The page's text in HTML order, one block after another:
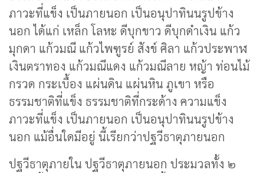
ภาวะที่แข็ง เป็นภายนอก เป็นอนุปาทินนรูปข้าง
นอก ได้แก่ เหล็ก โลหะ ดีบุกขาว ดีบุกดำเงิน แก้ว
มุกดา แก้วมณี แก้วไพฑูรย์ สังข์ ศิลา แก้วประพาฬ
เงินตราทอง แก้วมณีแดง แก้วมณีลาย หญ้า ท่อนไม้
กรวด กระเบื้อง แผ่นดิน แผ่นหิน ภูเขา หรือ
ธรรมชาติที่แข็ง ธรรมชาติที่กระด้าง ความแข็ง
ภาวะที่แข็ง เป็นภายนอก เป็นอนุปาทินนรูปข้าง
นอก แม้อื่นใดมีอยู่ นี้เรียกว่าปฐวีธาตุภายนอก
ปฐวีธาตุภายใน ปฐวีธาตุภายนอก ประมวลทั้ง ๒